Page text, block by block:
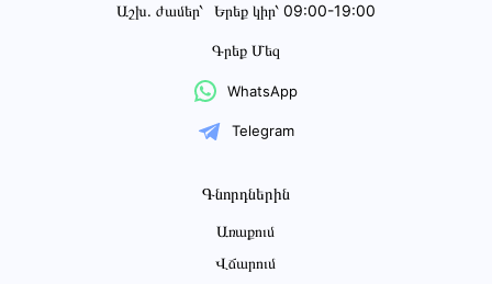
Աշխ․ ժամեր՝ Երեք կիր՝ 09:00-19:00
Գրեք Մեզ
WhatsApp
Telegram
Գնորդներին
Առաքում
Վճարում